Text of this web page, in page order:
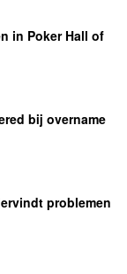
in Poker Hall of
bij overname
problemen